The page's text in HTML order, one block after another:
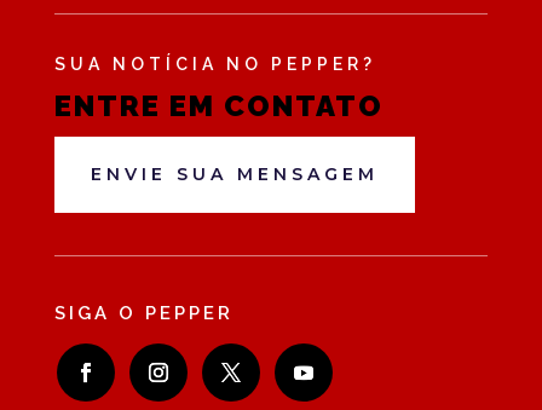
SUA NOTÍCIA NO PEPPER?
ENTRE EM CONTATO
ENVIE SUA MENSAGEM
SIGA O PEPPER